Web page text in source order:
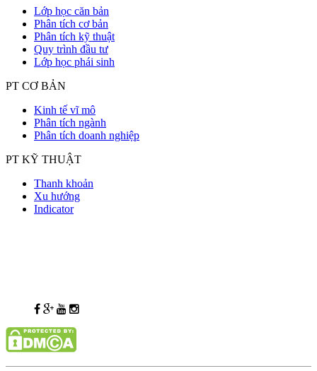
Lớp học căn bản
Phân tích cơ bản
Phân tích kỹ thuật
Quy trình đầu tư
Lớp học phái sinh
PT CƠ BẢN
Kinh tế vĩ mô
Phân tích ngành
Phân tích doanh nghiệp
PT KỸ THUẬT
Thanh khoản
Xu hướng
Indicator